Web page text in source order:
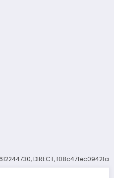
DIRECT, f08c47fec0942fa